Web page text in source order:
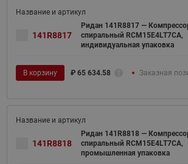
141R8817
Ридан 141R8817 —
спиральный RCM15E4LT7CA,
индивидуальная упаковка
В корзину ₽ 65 634.58 Заказная
141R8818
Ридан 141R8818 —
спиральный RCM15E4LT7CA,
промышленная упаковка